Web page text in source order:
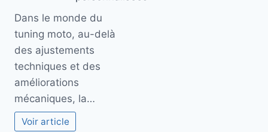
Dans le monde du
tuning moto, au-delà
des ajustements
techniques et des
améliorations
mécaniques, la…
Voir article